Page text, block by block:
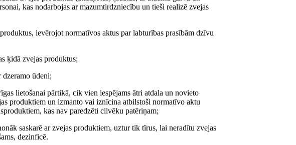
kas nodarbojas ar mazumtirdzniecību un tieši realizē zvejas
ievērojot normatīvos aktus par labturības prasībām dzīvu
ķidā zvejas produktus;
dzeramo ūdeni;
lietošanai pārtikā, cik vien iespējams ātri atdala un novieto
produktiem un izmanto vai iznīcina atbilstoši normatīvo aktu
kas nav paredzēti cilvēku patēriņam;
saskarē ar zvejas produktiem, uztur tik tīrus, lai neradītu zvejas
dezinficē.